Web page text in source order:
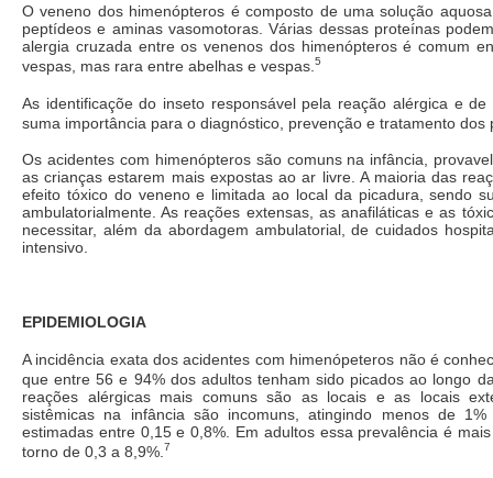
O veneno dos himenópteros é composto de uma solução
peptídeos e aminas vasomotoras. Várias dessas proteínas
alergia cruzada entre os venenos dos himenópteros é comum
vespas, mas rara entre abelhas e vespas. 5
As identificaçõe do inseto responsável pela reação alérgica e
suma importância para o diagnóstico, prevenção e tratamento dos
Os acidentes com himenópteros são comuns na infância,
as crianças estarem mais expostas ao ar livre. A maioria das
efeito tóxico do veneno e limitada ao local da picadura, sendo
ambulatorialmente. As reações extensas, as anafiláticas e as
necessitar, além da abordagem ambulatorial, de cuidados
intensivo.
EPIDEMIOLOGIA
A incidência exata dos acidentes com himenópeteros não é
que entre 56 e 94% dos adultos tenham sido picados ao longo
reações alérgicas mais comuns são as locais e as locais
sistêmicas na infância são incomuns, atingindo menos de
estimadas entre 0,15 e 0,8%. Em adultos essa prevalência é
torno de 0,3 a 8,9%. 7